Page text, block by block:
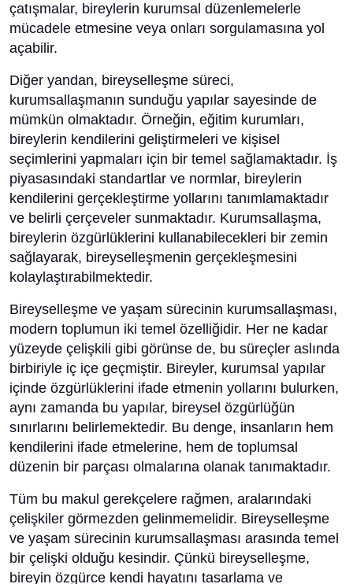
çatışmalar, bireylerin kurumsal düzenlemelerle
mücadele etmesine veya onları sorgulamasına yol
açabilir.
Diğer yandan, bireyselleşme süreci,
kurumsallaşmanın sunduğu yapılar sayesinde de
mümkün olmaktadır. Örneğin, eğitim kurumları,
bireylerin kendilerini geliştirmeleri ve kişisel
seçimlerini yapmaları için bir temel sağlamaktadır. İş
piyasasındaki standartlar ve normlar, bireylerin
kendilerini gerçekleştirme yollarını tanımlamaktadır
ve belirli çerçeveler sunmaktadır. Kurumsallaşma,
bireylerin özgürlüklerini kullanabilecekleri bir zemin
sağlayarak, bireyselleşmenin gerçekleşmesini
kolaylaştırabilmektedir.
Bireyselleşme ve yaşam sürecinin kurumsallaşması,
modern toplumun iki temel özelliğidir. Her ne kadar
yüzeyde çelişkili gibi görünse de, bu süreçler aslında
birbiriyle iç içe geçmiştir. Bireyler, kurumsal yapılar
içinde özgürlüklerini ifade etmenin yollarını bulurken,
aynı zamanda bu yapılar, bireysel özgürlüğün
sınırlarını belirlemektedir. Bu denge, insanların hem
kendilerini ifade etmelerine, hem de toplumsal
düzenin bir parçası olmalarına olanak tanımaktadır.
Tüm bu makul gerekçelere rağmen, aralarındaki
çelişkiler görmezden gelinmemelidir. Bireyselleşme
ve yaşam sürecinin kurumsallaşması arasında temel
bir çelişki olduğu kesindir. Çünkü bireyselleşme,
bireyin özgürce kendi hayatını tasarlama ve